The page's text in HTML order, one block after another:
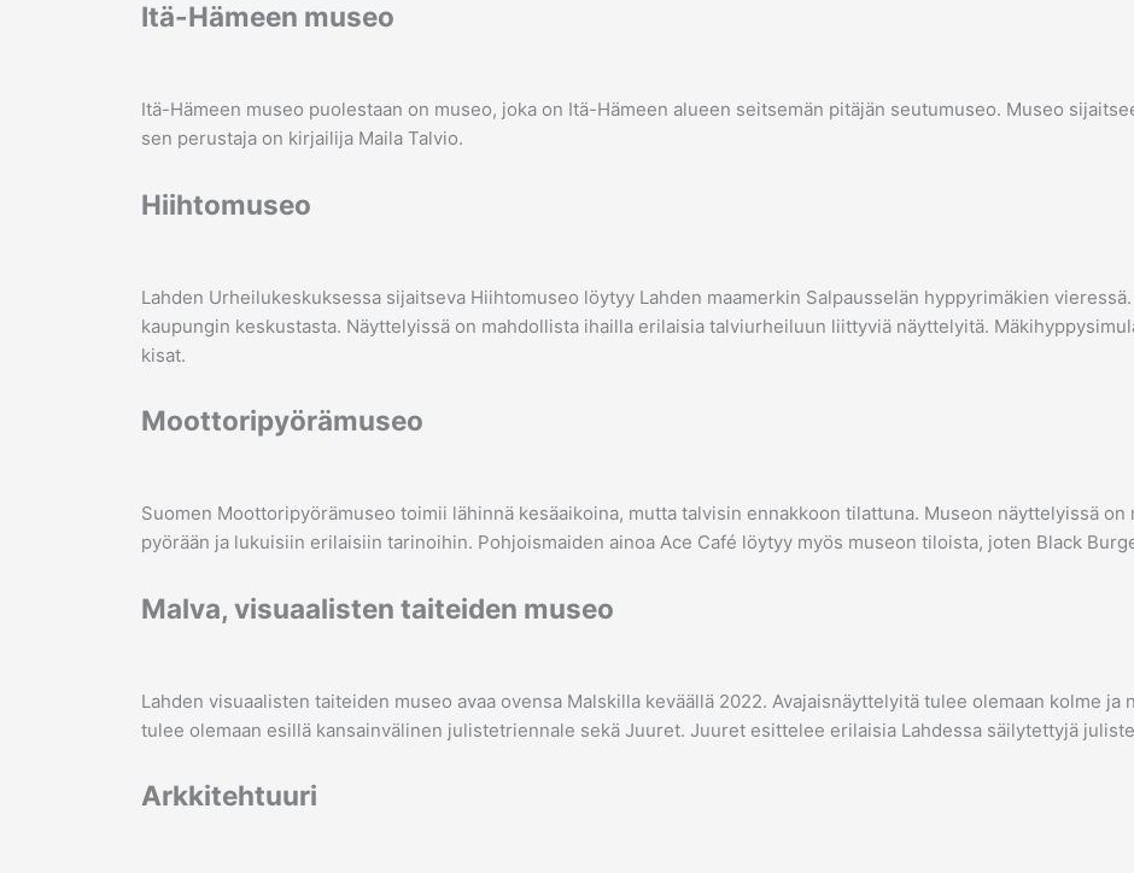
Itä-Hämeen museo
Itä-Hämeen museo puolestaan on museo, joka on Itä-Hämeen alueen seitsemän pitäjän seutumuseo. Museo
sen perustaja on kirjailija Maila Talvio.
Hiihtomuseo
Lahden Urheilukeskuksessa sijaitseva Hiihtomuseo löytyy Lahden maamerkin Salpausselän hyppyrimäkien
kaupungin keskustasta. Näyttelyissä on mahdollista ihailla erilaisia talviurheiluun liittyviä näyttelyitä.
kisat.
Moottoripyörämuseo
Suomen Moottoripyörämuseo toimii lähinnä kesäaikoina, mutta talvisin ennakkoon tilattuna. Museon näyttelyissä
pyörään ja lukuisiin erilaisiin tarinoihin. Pohjoismaiden ainoa Ace Café löytyy myös museon tiloista, joten Black
Malva, visuaalisten taiteiden museo
Lahden visuaalisten taiteiden museo avaa ovensa Malskilla keväällä 2022. Avajaisnäyttelyitä tulee olemaan kolme
tulee olemaan esillä kansainvälinen julistetriennale sekä Juuret. Juuret esittelee erilaisia Lahdessa säilytettyjä
Arkkitehtuuri